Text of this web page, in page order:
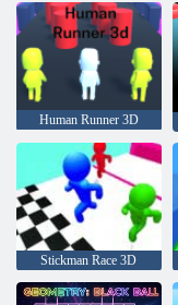
Human Runner 3D
Stickman Race 3D